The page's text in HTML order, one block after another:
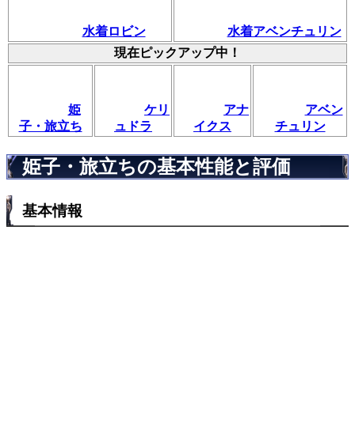
水着ロビン
水着アベンチュリン
現在ピックアップ中！
姫
子・旅立ち
ケリ
ュドラ
アナ
イクス
アベン
チュリン
姫子・旅立ちの基本性能と評価
基本情報